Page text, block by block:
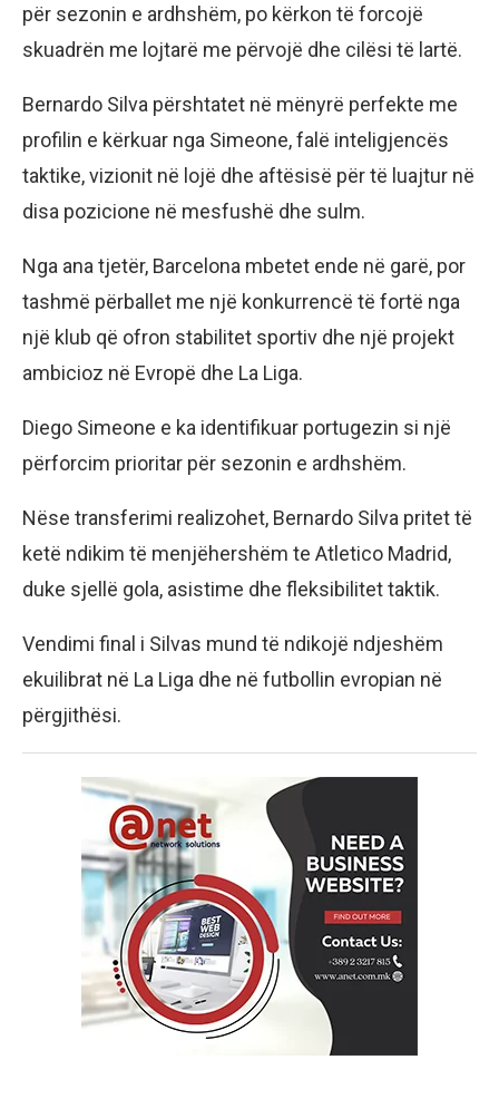
për sezonin e ardhshëm, po kërkon të forcojë
skuadrën me lojtarë me përvojë dhe cilësi të lartë.
Bernardo Silva përshtatet në mënyrë perfekte me
profilin e kërkuar nga Simeone, falë inteligjencës
taktike, vizionit në lojë dhe aftësisë për të luajtur në
disa pozicione në mesfushë dhe sulm.
Nga ana tjetër, Barcelona mbetet ende në garë, por
tashmë përballet me një konkurrencë të fortë nga
një klub që ofron stabilitet sportiv dhe një projekt
ambicioz në Evropë dhe La Liga.
Diego Simeone e ka identifikuar portugezin si një
përforcim prioritar për sezonin e ardhshëm.
Nëse transferimi realizohet, Bernardo Silva pritet të
ketë ndikim të menjëhershëm te Atletico Madrid,
duke sjellë gola, asistime dhe fleksibilitet taktik.
Vendimi final i Silvas mund të ndikojë ndjeshëm
ekuilibrat në La Liga dhe në futbollin evropian në
përgjithësi.